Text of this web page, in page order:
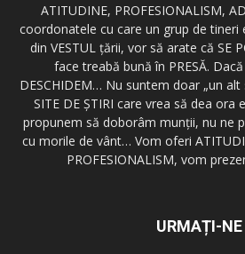
ATITUDINE, PROFESIONALISM,
coordonatele cu care un grup de tineri
din VESTUL ţării, vor să arate că SE
face treabă bună în PRESĂ.
DESCHIDEM… Nu suntem doar „un
SITE DE ŞTIRI care vrea să dea ora
propunem să doborâm munţii, nu ne
cu morile de vânt… Vom oferi
PROFESIONALISM, vom
URMAȚI-NE